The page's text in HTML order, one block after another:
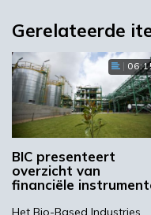
Gerelateerde
BIC presenteert
overzicht van
financiële